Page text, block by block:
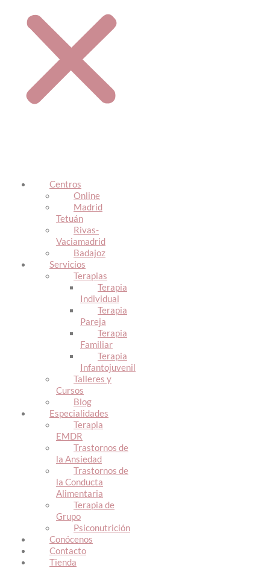
Centros
Online
Madrid
Tetuán
Rivas-
Vaciamadrid
Badajoz
Servicios
Terapias
Terapia
Individual
Terapia
Pareja
Terapia
Familiar
Terapia
Infantojuvenil
Talleres y
Cursos
Blog
Especialidades
Terapia
EMDR
Trastornos de
la Ansiedad
Trastornos de
la Conducta
Alimentaria
Terapia de
Grupo
Psiconutrición
Conócenos
Contacto
Tienda